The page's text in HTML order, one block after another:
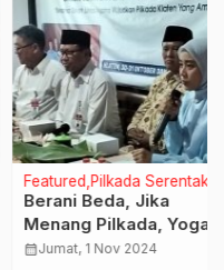
Featured Pilkada Serentak
Berani Beda, Jika
Menang Pilkada, Yoga-
Sova Janjikan Anggaran
Jumat, 1 Nov 2024